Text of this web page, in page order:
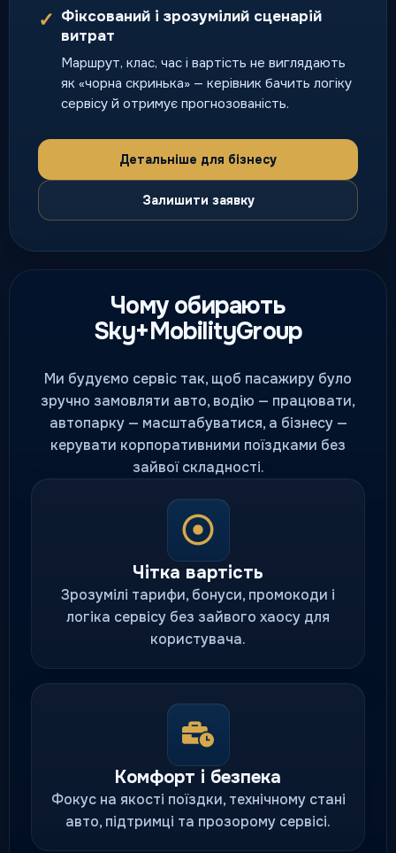
Тверезий водій
Безпечне повернення додому,
авто без ризику.
нічний і святковий попит
✓ Фіксований і зрозумілий сценарій
витрат
Маршрут, клас, час і вартість не виглядають
як «чорна скринька» — керівник бачить логіку
сервісу й отримує прогнозованість.
Детальніше для бізнесу
Залишити заявку
Чому обирають
Sky+MobilityGroup
Ми будуємо сервіс так, щоб пасажиру було
зручно замовляти авто, водію — працювати,
автопарку — масштабуватися, а бізнесу —
керувати корпоративними поїздками без
зайвої складності.
Чітка вартість
Зрозумілі тарифи, бонуси, промокоди і
логіка сервісу без зайвого хаосу для
користувача.
Комфорт і безпека
Фокус на якості поїздки, технічному стані
авто, підтримці та прозорому сервісі.